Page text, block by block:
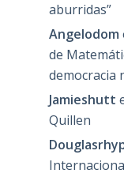
aburridas”
Angelodom
de
democracia
Jamieshutt
Quillen